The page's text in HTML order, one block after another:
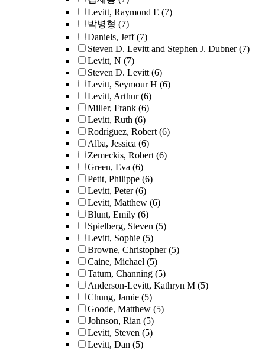
Levitt, Raymond E (7)
박병형 (7)
Daniels, Jeff (7)
Steven D. Levitt and Stephen J. Dubner (7)
Levitt, N (7)
Steven D. Levitt (6)
Levitt, Seymour H (6)
Levitt, Arthur (6)
Miller, Frank (6)
Levitt, Ruth (6)
Rodriguez, Robert (6)
Alba, Jessica (6)
Zemeckis, Robert (6)
Green, Eva (6)
Petit, Philippe (6)
Levitt, Peter (6)
Levitt, Matthew (6)
Blunt, Emily (6)
Spielberg, Steven (5)
Levitt, Sophie (5)
Browne, Christopher (5)
Caine, Michael (5)
Tatum, Channing (5)
Anderson-Levitt, Kathryn M (5)
Chung, Jamie (5)
Goode, Matthew (5)
Johnson, Rian (5)
Levitt, Steven (5)
Levitt, Dan (5)